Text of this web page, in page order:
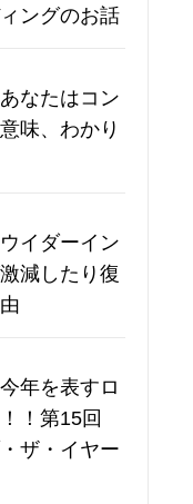
ングのお話
なたはコン
味、わかり
イダーイン
減したり復
年を表すロ
！第15回
ザ・イヤー